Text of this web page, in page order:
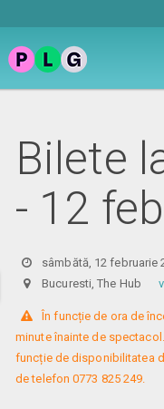
Bilete
- 12
sâmbătă, 12 februarie
Bucuresti, The Hub
În funcție de ora de
minute înainte de
funcție de disponibilitatea
de telefon 0773 825 249.